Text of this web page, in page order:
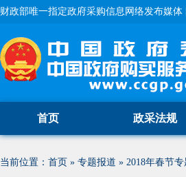
财政部唯一指定政府采购信息网络发布媒
首页 政采法规
当前位置： 首页 » 专题报道 » 2018年春节专